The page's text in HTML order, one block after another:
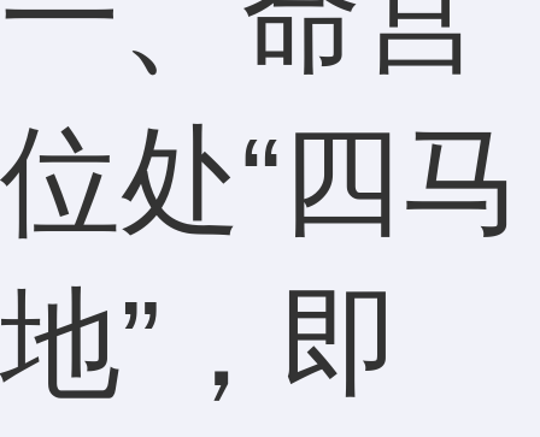
位处“四马
地”，即